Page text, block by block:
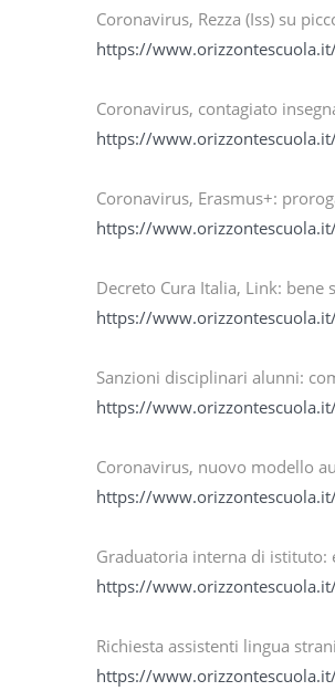
Coronavirus, Rezza (Iss) su
https://
Coronavirus, contagiato
https://
Coronavirus, Erasmus+:
https://
Decreto Cura Italia, Link:
https://
Sanzioni disciplinari alunni:
https://
Coronavirus, nuovo modello
https://
Graduatoria interna di istituto:
https://
Richiesta assistenti lingua
https://